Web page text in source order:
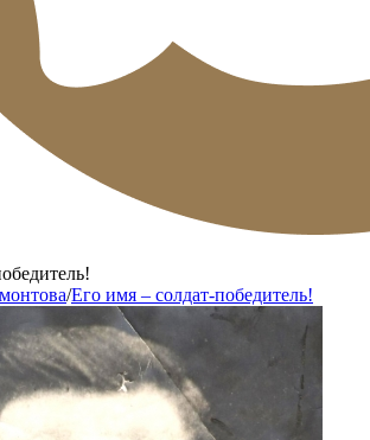
/Его имя – солдат-победитель!